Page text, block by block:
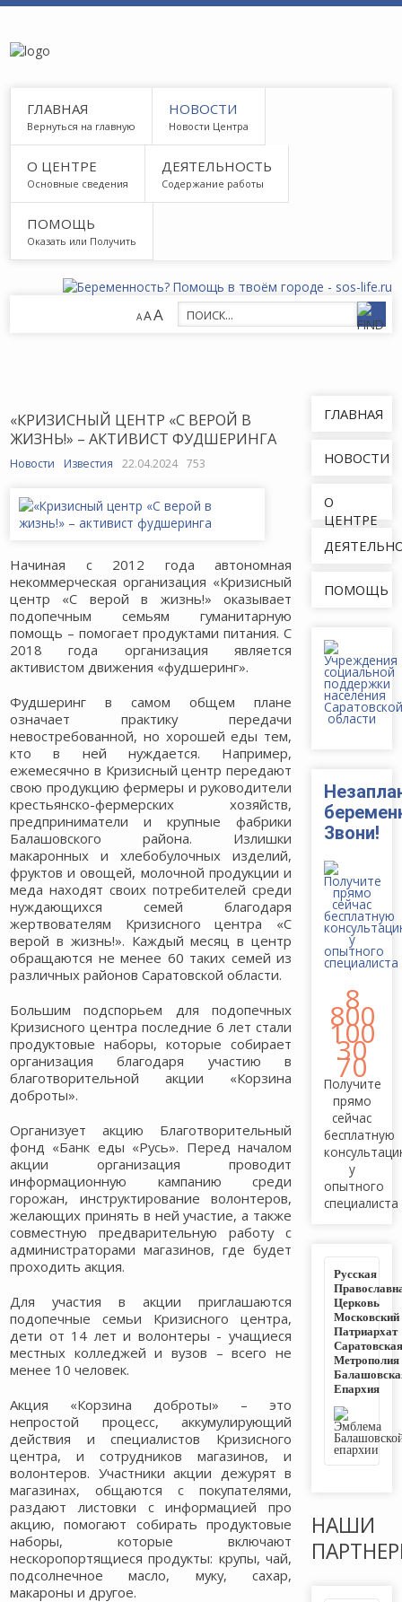
ГЛАВНАЯ
Вернуться на главную
НОВОСТИ
Новости Центра
О ЦЕНТРЕ
Основные сведения
ДЕЯТЕЛЬНОСТЬ
Содержание работы
ПОМОЩЬ
Оказать или Получить
AAA
«КРИЗИСНЫЙ ЦЕНТР «С ВЕРОЙ В
ЖИЗНЬ!» – АКТИВИСТ ФУДШЕРИНГА
Новости Известия 22.04.2024 753
Начиная с 2012 года автономная
некоммерческая организация «Кризисный
центр «С верой в жизнь!» оказывает
подопечным семьям гуманитарную
помощь – помогает продуктами питания. С
2018 года организация является
активистом движения «фудшеринг».
Фудшеринг в самом общем плане
означает практику передачи
невостребованной, но хорошей еды тем,
кто в ней нуждается. Например,
ежемесячно в Кризисный центр передают
свою продукцию фермеры и руководители
крестьянско-фермерских хозяйств,
предприниматели и крупные фабрики
Балашовского района. Излишки
макаронных и хлебобулочных изделий,
фруктов и овощей, молочной продукции и
меда находят своих потребителей среди
нуждающихся семей благодаря
жертвователям Кризисного центра «С
верой в жизнь!». Каждый месяц в центр
обращаются не менее 60 таких семей из
различных районов Саратовской области.
Большим подспорьем для подопечных
Кризисного центра последние 6 лет стали
продуктовые наборы, которые собирает
организация благодаря участию в
благотворительной акции «Корзина
доброты».
Организует акцию Благотворительный
фонд «Банк еды «Русь». Перед началом
акции организация проводит
информационную кампанию среди
горожан, инструктирование волонтеров,
желающих принять в ней участие, а также
совместную предварительную работу с
администраторами магазинов, где будет
проходить акция.
Для участия в акции приглашаются
подопечные семьи Кризисного центра,
дети от 14 лет и волонтеры - учащиеся
местных колледжей и вузов – всего не
менее 10 человек.
Акция «Корзина доброты» – это
непростой процесс, аккумулирующий
действия и специалистов Кризисного
центра, и сотрудников магазинов, и
волонтеров. Участники акции дежурят в
магазинах, общаются с покупателями,
раздают листовки с информацией про
акцию, помогают собирать продуктовые
наборы, которые включают
нескоропортящиеся продукты: крупы, чай,
подсолнечное масло, муку, сахар,
макароны и другое.
ГЛАВНАЯ
НОВОСТИ
О
ЦЕНТРЕ
ПОМОЩЬ
Звони!
8
800
100
30
70
Получите
прямо
сейчас
бесплатную
у
опытного
специалиста
Русская
Церковь
Московский
Патриархат
Саратовская
Метрополия
Епархия
НАШИ